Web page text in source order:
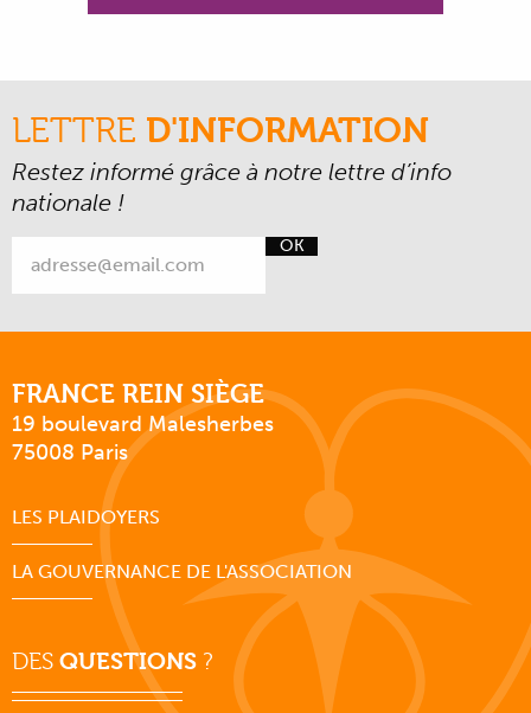
LETTRE D'INFORMATION
Restez informé grâce à notre lettre d’info
nationale !
OK
FRANCE REIN SIÈGE
19 boulevard Malesherbes
75008 Paris
LES PLAIDOYERS
LA GOUVERNANCE DE L'ASSOCIATION
DES QUESTIONS ?